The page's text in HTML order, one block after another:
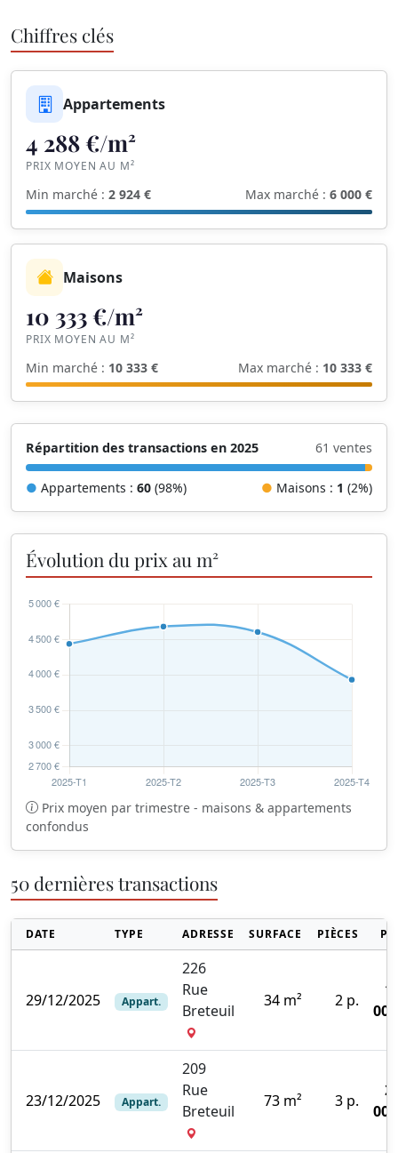
Chiffres clés
Appartements
4 288 €/m²
PRIX MOYEN AU M²
Min marché : 2 924 € Max marché : 6 000 €
Maisons
10 333 €/m²
PRIX MOYEN AU M²
Min marché : 10 333 € Max marché : 10 333 €
Répartition des transactions en 2025 61 ventes
● Appartements : 60 (98%) ● Maisons : 1 (2%)
Évolution du prix au m²
Prix moyen par trimestre - maisons & appartements
confondus
50 dernières transactions
DATE TYPE ADRESSE SURFACE PIÈCES
29/12/2025 Appart.
226
Rue
Breteuil
34 m² 2 p.
23/12/2025 Appart.
209
Rue
Breteuil
73 m² 3 p.